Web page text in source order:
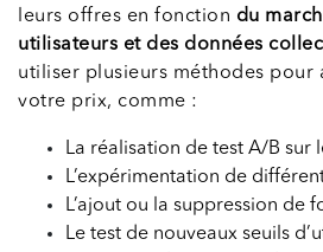
leurs offres en fonction du
utilisateurs et des données
utiliser plusieurs méthodes pour
votre prix, comme :
La réalisation de test A/B sur
L’expérimentation de
L’ajout ou la suppression de
Le test de nouveaux seuils